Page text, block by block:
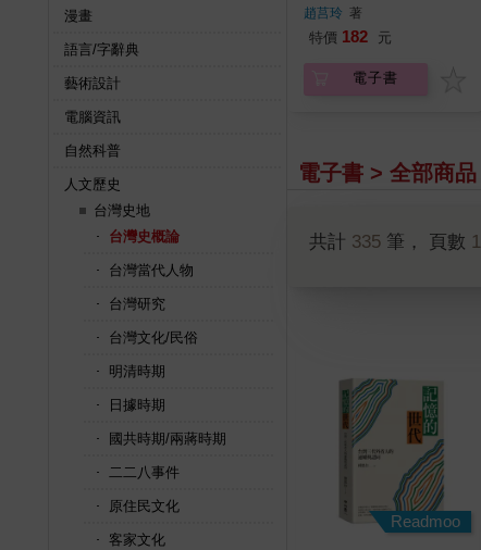
漫畫
語言/字辭典
藝術設計
電腦資訊
自然科普
人文歷史
台灣史地
台灣史概論
台灣當代人物
台灣研究
台灣文化/民俗
明清時期
日據時期
國共時期/兩蔣時期
二二八事件
原住民文化
客家文化
趙莒玲 著
特價 182 元
電子書
電子書 > 全部商品
共計 335 筆， 頁數 1
Readmoo